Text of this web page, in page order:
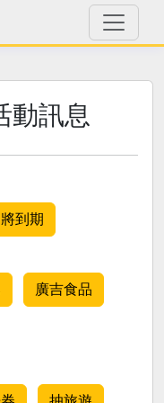
動訊息
到期
廣吉食品